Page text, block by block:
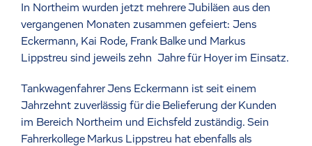
In Northeim wurden jetzt mehrere Jubiläen aus den
vergangenen Monaten zusammen gefeiert: Jens
Eckermann, Kai Rode, Frank Balke und Markus
Lippstreu sind jeweils zehn Jahre für Hoyer im Einsatz.
Tankwagenfahrer Jens Eckermann ist seit einem
Jahrzehnt zuverlässig für die Belieferung der Kunden
im Bereich Northeim und Eichsfeld zuständig. Sein
Fahrerkollege Markus Lippstreu hat ebenfalls als